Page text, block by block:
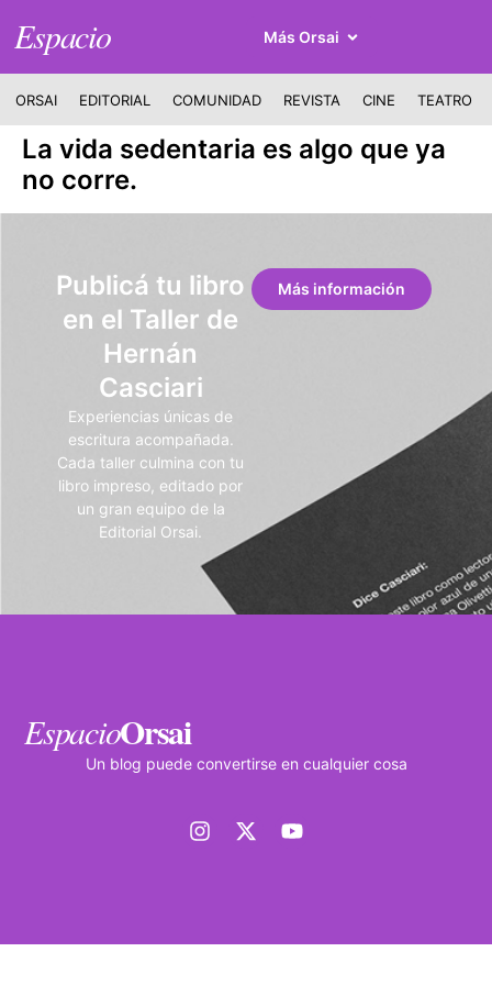
Espacio Más Orsai
ORSAI EDITORIAL COMUNIDAD REVISTA CINE TEATRO
La vida sedentaria es algo que ya
no corre.
Publicá tu libro
en el Taller de
Hernán
Casciari
Experiencias únicas de
escritura acompañada.
Cada taller culmina con tu
libro impreso, editado por
un gran equipo de la
Editorial Orsai.
Más información
EspacioOrsai
Un blog puede convertirse en cualquier cosa